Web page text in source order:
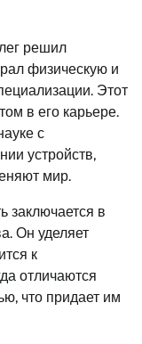
решил
физическую и
Этот
в его карьере.
с
устройств,
мир.
заключается в
Он уделяет
к
отличаются
что придает им